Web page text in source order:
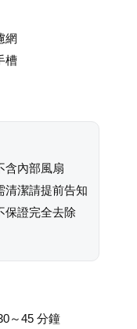
網
槽
含內部風扇
清潔請提前告知
保證完全去除
～45 分鐘